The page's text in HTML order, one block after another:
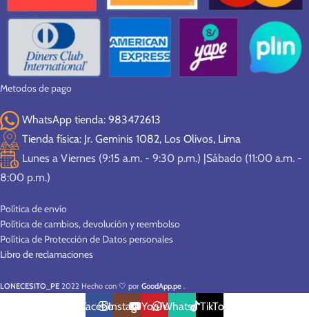
Metodos de pago
WhatsApp tienda: 983472613
Tienda física: Jr. Geminis 1082, Los Olivos, Lima
Lunes a Viernes (9:15 a.m. - 9:30 p.m.) |Sábado (11:00 a.m. -
8:00 p.m.)
Política de envío
Política de cambios, devolución y reembolso
Política de Protección de Datos personales
Libro de reclamaciones
LONECESITO_PE 2022 Hecho con 🤍 por GoodApp.pe .
FacebookInstagramYouTubeWhatsAppTikTok